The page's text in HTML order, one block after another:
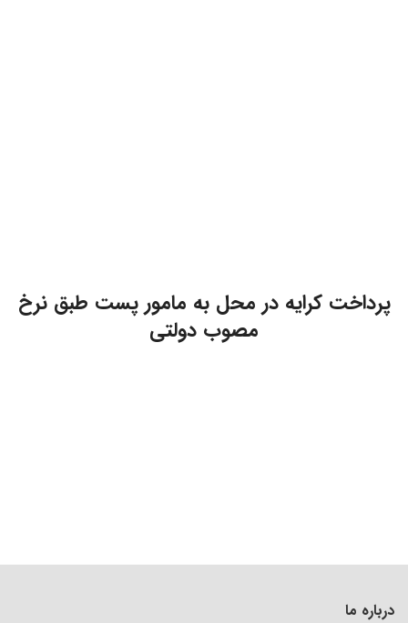
پرداخت کرایه در محل به مامور پست طبق نرخ
مصوب دولتی
درباره ما